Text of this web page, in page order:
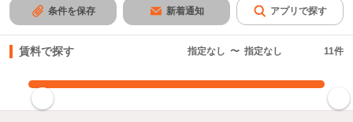
条件を保存 新着通知 アプリで探す
賃料で探す 指定なし 〜 指定なし 11件